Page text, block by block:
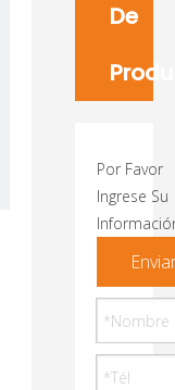
De
Por Favor
Ingrese Su